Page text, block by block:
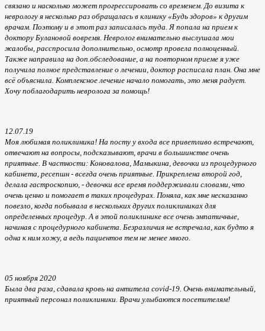
связано и насколько может прогрессировать со временем. До визита к
неврологу я несколько раз обращалась в клинику «Будь здоров» к другим
врачам. Поэтому и в этот раз записалась туда. Я попала на прием к
доктору Булановой вовремя. Невролог внимательно выслушала мои
жалобы, расспросила дополнительно, осмотр провела полноценный.
Также направила на доп.обследование, а на повторном приеме я уже
получила полное представление о лечении, доктор расписала план. Она мне
всё объяснила. Комплексное лечение начало помогать, это меня радует.
Хочу поблагодарить невролога за помощь!
12.07.19
Моя любимая поликлиника! На посту у входа все приветливо встречают,
отвечают на вопросы, подсказывают, врачи в большинстве очень
приятные. В частности: Коновалова, Мамыкина, девочки из процедурного
кабинета, ресепшн - всегда очень приятные. Прикреплена второй год,
делала гастроскопию, - девочки все время поддерживали словами, что
очень ценно и помогает в таких процедурах. Поняла, как мне несказанно
повезло, когда побывала в нескольких других поликлиниках для
определенных процедур. А в этой поликлинике все очень эмпатичные,
начиная с процедурного кабинета. Безразличия не встречала, как будто я
одна к ним хожу, а ведь пациентов тем не менее много.
05 ноября 2020
Была два раза, сдавала кровь на антитела covid-19. Очень внимательный,
приятный персонал поликлиники. Врачи улыбаются посетителям!